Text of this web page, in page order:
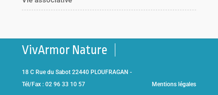
VivArmor Nature
18 C Rue du Sabot 22440 PLOUFRAGAN -
Tél/Fax : 02 96 33 10 57
Mentions légales